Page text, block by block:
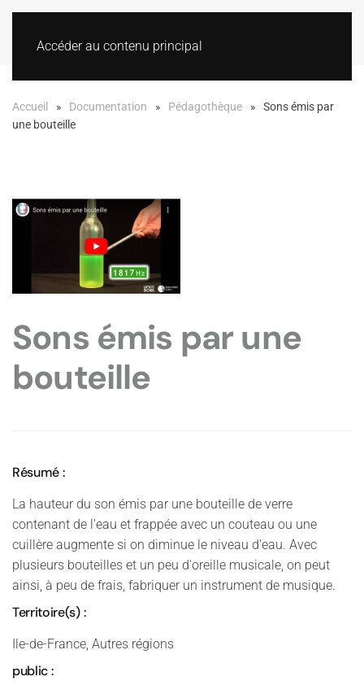
Accéder au contenu principal
Accueil Documentation Pédagothèque
Sons émis par
une bouteille
Sons émis par une
bouteille
Résumé :
La hauteur du son émis par une bouteille de verre
contenant de l'eau et frappée avec un couteau ou une
cuillère augmente si on diminue le niveau d'eau. Avec
plusieurs bouteilles et un peu d'oreille musicale, on peut
ainsi, à peu de frais, fabriquer un instrument de musique.
Territoire(s) :
Ile-de-France, Autres régions
public :